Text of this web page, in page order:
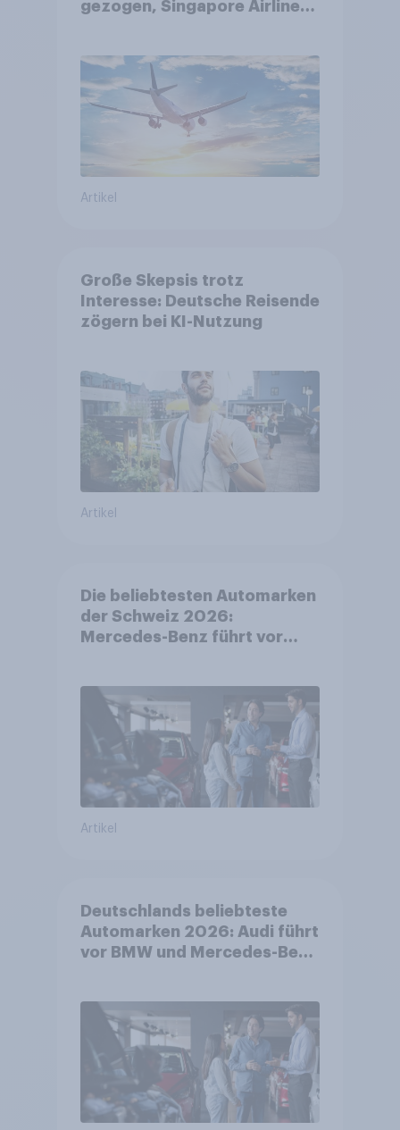
gezogen, Singapore Airlines
Artikel
Große Skepsis trotz
Interesse: Deutsche Reisende
zögern bei KI-Nutzung
Artikel
Die beliebtesten Automarken
der Schweiz 2026:
Mercedes-Benz führt vor
Artikel
Deutschlands beliebteste
Automarken 2026: Audi führt
vor BMW und Mercedes-Benz